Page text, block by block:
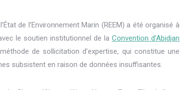
de l’Environnement Marin (REEM) a ​​été organisé à
le soutien institutionnel de la Convention d’Abidjan
de sollicitation d’expertise, qui constitue une
subsistent en raison de données insuffisantes.